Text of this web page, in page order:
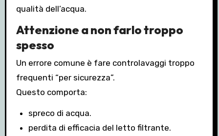
qualità dell’acqua.
Attenzione a non farlo troppo
spesso
Un errore comune è fare controlavaggi troppo
frequenti “per sicurezza”.
Questo comporta:
spreco di acqua.
perdita di efficacia del letto filtrante.